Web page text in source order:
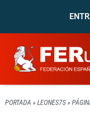
PORTADA » LEONES7S»